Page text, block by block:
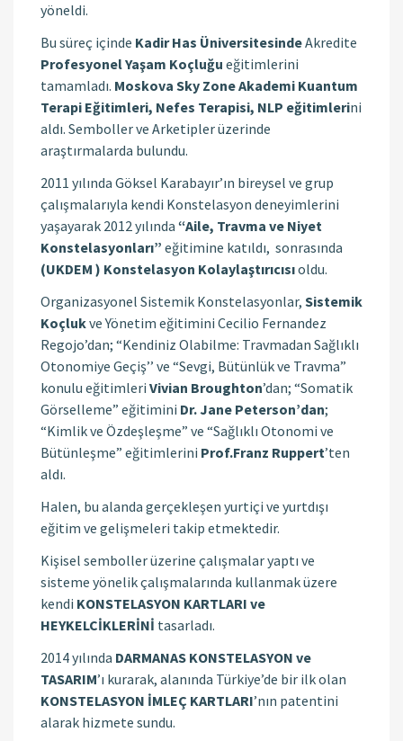
yöneldi.
Bu süreç içinde Kadir Has ÜniversitesindeAkredite
Profesyonel Yaşam Koçluğu eğitimlerini
tamamladı. Moskova Sky Zone Akademi Kuantum
Terapi Eğitimleri, Nefes Terapisi, NLP eğitimlerini
aldı. Semboller ve Arketipler üzerinde
araştırmalarda bulundu.
2011 yılında Göksel Karabayır’ın bireysel ve grup
çalışmalarıyla kendi Konstelasyon deneyimlerini
yaşayarak 2012 yılında “Aile, Travma ve Niyet
Konstelasyonları” eğitimine katıldı, sonrasında
(UKDEM ) Konstelasyon Kolaylaştırıcısıoldu.
Organizasyonel Sistemik Konstelasyonlar, Sistemik
Koçlukve Yönetim eğitimini Cecilio Fernandez
Regojo’dan; “Kendiniz Olabilme: Travmadan Sağlıklı
Otonomiye Geçiş’’ ve “Sevgi, Bütünlük ve Travma”
konulu eğitimleri Vivian Broughton’dan; “Somatik
Görselleme” eğitimini Dr. Jane Peterson’dan;
“Kimlik ve Özdeşleşme” ve “Sağlıklı Otonomi ve
Bütünleşme” eğitimlerini Prof.Franz Ruppert’ten
aldı.
Halen, bu alanda gerçekleşen yurtiçi ve yurtdışı
eğitim ve gelişmeleri takip etmektedir.
Kişisel semboller üzerine çalışmalar yaptı ve
sisteme yönelik çalışmalarında kullanmak üzere
kendi KONSTELASYON KARTLARI ve
HEYKELCİKLERİNİ tasarladı.
2014 yılında DARMANAS KONSTELASYON ve
TASARIM’ı kurarak, alanında Türkiye’de bir ilk olan
KONSTELASYON İMLEÇ KARTLARI’nın patentini
alarak hizmete sundu.